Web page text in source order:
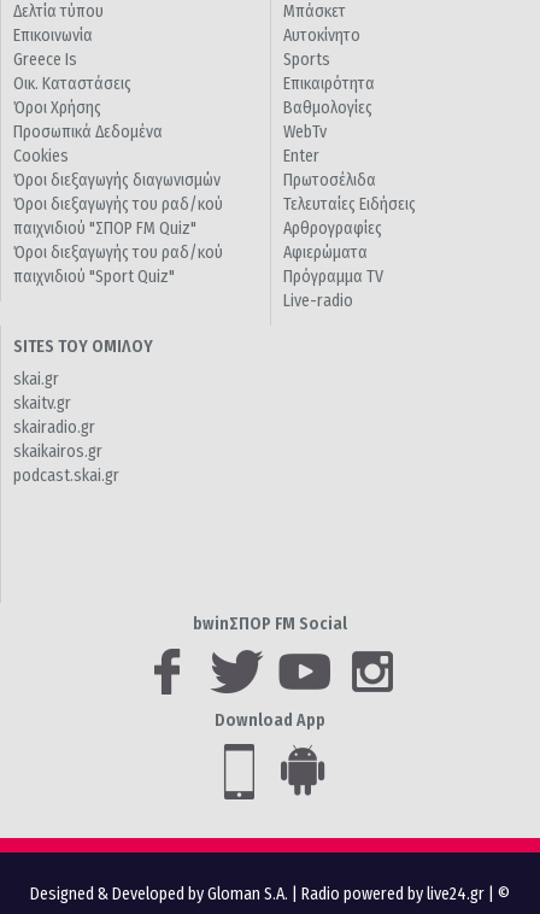
Δελτία τύπου
Επικοινωνία
Greece Is
Οικ. Καταστάσεις
Όροι Χρήσης
Προσωπικά Δεδομένα
Cookies
Όροι διεξαγωγής διαγωνισμών
Όροι διεξαγωγής του ραδ/κού
παιχνιδιού "ΣΠΟΡ FM Quiz"
Όροι διεξαγωγής του ραδ/κού
παιχνιδιού "Sport Quiz"
Μπάσκετ
Αυτοκίνητο
Sports
Επικαιρότητα
Βαθμολογίες
WebTv
Enter
Πρωτοσέλιδα
Τελευταίες Ειδήσεις
Αρθρογραφίες
Αφιερώματα
Πρόγραμμα TV
Live-radio
SITES ΤΟΥ ΟΜΙΛΟΥ
skai.gr
skaitv.gr
skairadio.gr
skaikairos.gr
podcast.skai.gr
bwinΣΠΟΡ FM Social
Download App
Designed & Developed by Gloman S.A. Radio powered by live24.gr | ©